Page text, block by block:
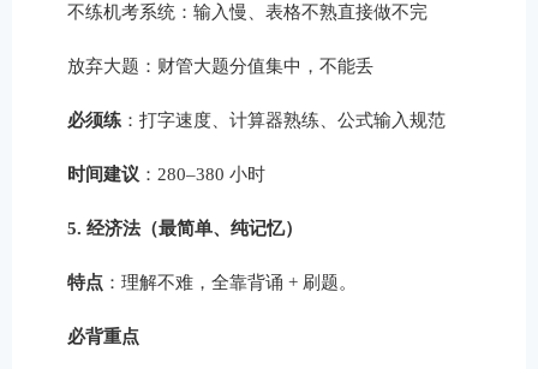
不练机考系统：输入慢、表格不熟直接做不完
放弃大题：财管大题分值集中，不能丢
必须练：打字速度、计算器熟练、公式输入规范
时间建议 ：280–380 小时
5. 经济法（最简单、纯记忆）
特点：理解不难，全靠背诵 + 刷题。
必背重点